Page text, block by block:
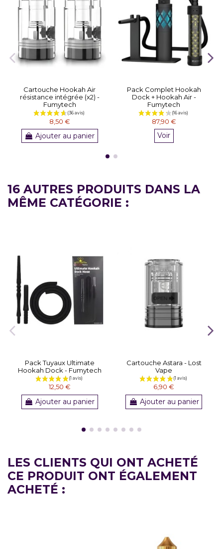
Cartouche Hookah Air
résistance intégrée (x2) -
Fumytech
8,50 €
Ajouter au panier
Pack Complet Hookah
Dock + Hookah Air -
Fumytech
87,90 €
Voir
16 AUTRES PRODUITS DANS LA
MÊME CATÉGORIE :
Pack Tuyaux Ultimate
Hookah Dock - Fumytech
12,50 €
Ajouter au panier
Cartouche Astara - Lost
Vape
6,90 €
Ajouter au panier
LES CLIENTS QUI ONT ACHETÉ
CE PRODUIT ONT ÉGALEMENT
ACHETÉ :